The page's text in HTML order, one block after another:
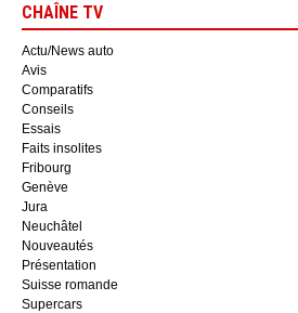
CHAÎNE TV
Actu/News auto
Avis
Comparatifs
Conseils
Essais
Faits insolites
Fribourg
Genève
Jura
Neuchâtel
Nouveautés
Présentation
Suisse romande
Supercars